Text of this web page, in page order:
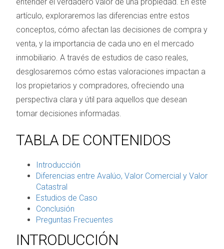
artículo, exploraremos las diferencias entre estos
conceptos, cómo afectan las decisiones de compra y
venta, y la importancia de cada uno en el mercado
inmobiliario. A través de estudios de caso reales,
desglosaremos cómo estas valoraciones impactan a
los propietarios y compradores, ofreciendo una
perspectiva clara y útil para aquellos que desean
tomar decisiones informadas.
TABLA DE CONTENIDOS
Introducción
Diferencias entre Avalúo, Valor Comercial y Valor
Catastral
Estudios de Caso
Conclusión
Preguntas Frecuentes
INTRODUCCIÓN